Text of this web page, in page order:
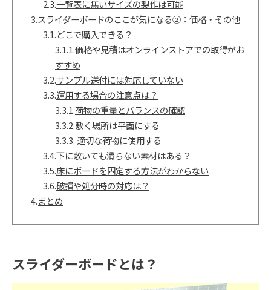
2.3.一覧表に無いサイズの製作は可能
3.スライダーボードのここが気になる②：価格・その他
3.1.どこで購入できる？
3.1.1.価格や見積はオンラインストアでの取得がお
すすめ
3.2.サンプル送付には対応していない
3.3.運用する場合の注意点は？
3.3.1.荷物の重量とバランスの確認
3.3.2.敷く場所は平面にする
3.3.3. 適切な荷物に使用する
3.4.下に敷いても滑らない素材はある？
3.5.床にボードを固定する方法がわからない
3.6.破損や処分時の対応は？
4.まとめ
スライダーボードとは？